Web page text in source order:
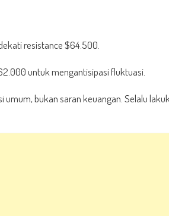
resistance $64.500.
untuk mengantisipasi fluktuasi.
umum, bukan saran keuangan. Selalu